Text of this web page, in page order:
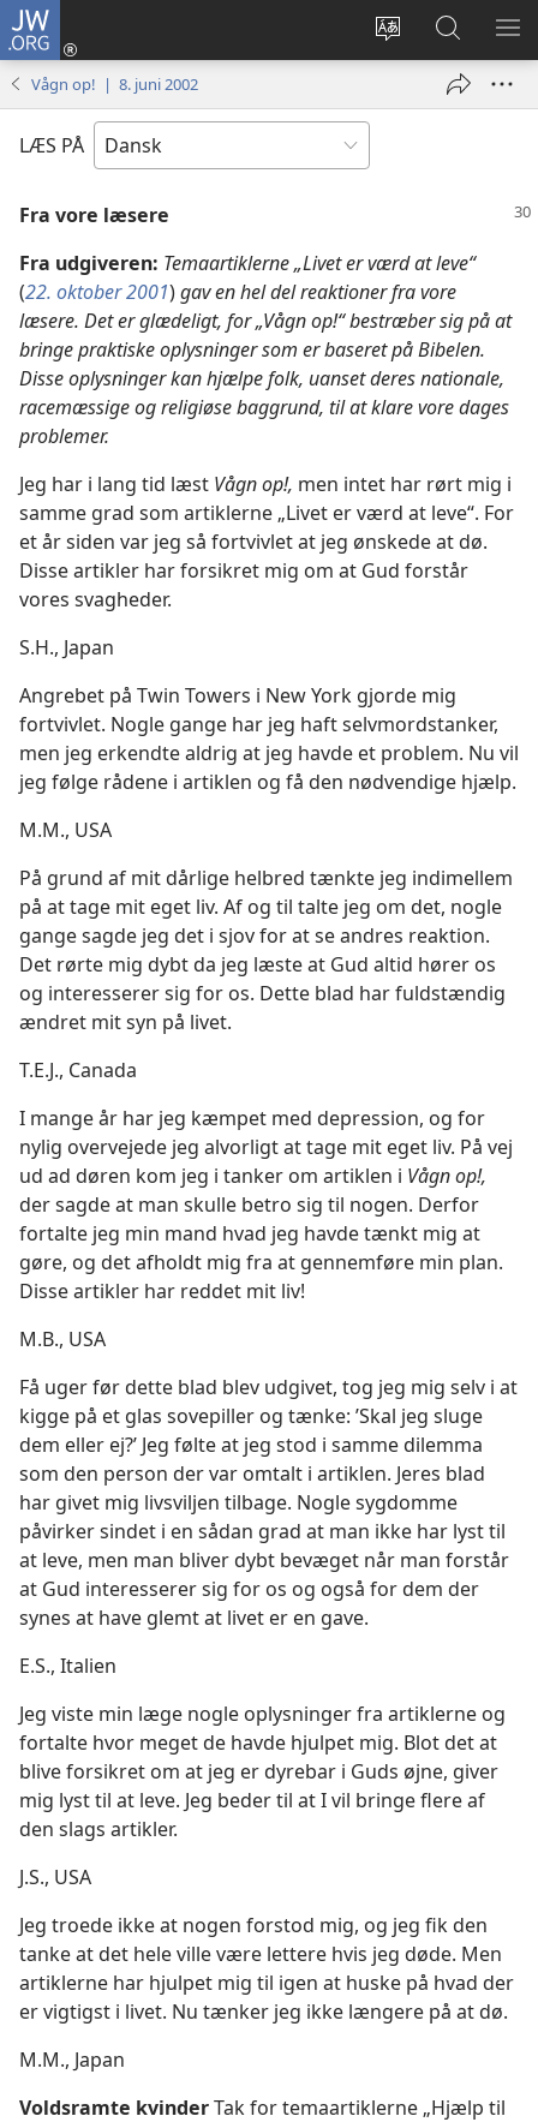
JW.ORG
Vælg
Log
på
vindue)
Søg
på
JW.ORG
VIS
Vågn op! | 8. juni 2002
LÆS PÅ
Fra vore læsere
Fra udgiveren: Temaartiklerne „Livet er værd at leve“
(22. oktober 2001)gav en hel del reaktioner fra vore
læsere. Det er glædeligt, for „Vågn op!“ bestræber sig på at
bringe praktiske oplysninger som er baseret på Bibelen.
Disse oplysninger kan hjælpe folk, uanset deres nationale,
racemæssige og religiøse baggrund, til at klare vore dages
problemer.
Jeg har i lang tid læst Vågn op!, men intet har rørt mig i
samme grad som artiklerne „Livet er værd at leve“. For
et år siden var jeg så fortvivlet at jeg ønskede at dø.
Disse artikler har forsikret mig om at Gud forstår
vores svagheder.
S.H., Japan
Angrebet på Twin Towers i New York gjorde mig
fortvivlet. Nogle gange har jeg haft selvmordstanker,
men jeg erkendte aldrig at jeg havde et problem. Nu vil
jeg følge rådene i artiklen og få den nødvendige hjælp.
M.M., USA
På grund af mit dårlige helbred tænkte jeg indimellem
på at tage mit eget liv. Af og til talte jeg om det, nogle
gange sagde jeg det i sjov for at se andres reaktion.
Det rørte mig dybt da jeg læste at Gud altid hører os
og interesserer sig for os. Dette blad har fuldstændig
ændret mit syn på livet.
T.E.J., Canada
I mange år har jeg kæmpet med depression, og for
nylig overvejede jeg alvorligt at tage mit eget liv. På vej
ud ad døren kom jeg i tanker om artiklen i Vågn op!,
der sagde at man skulle betro sig til nogen. Derfor
fortalte jeg min mand hvad jeg havde tænkt mig at
gøre, og det afholdt mig fra at gennemføre min plan.
Disse artikler har reddet mit liv!
M.B., USA
Få uger før dette blad blev udgivet, tog jeg mig selv i at
kigge på et glas sovepiller og tænke: ’Skal jeg sluge
dem eller ej?’ Jeg følte at jeg stod i samme dilemma
som den person der var omtalt i artiklen. Jeres blad
har givet mig livsviljen tilbage. Nogle sygdomme
påvirker sindet i en sådan grad at man ikke har lyst til
at leve, men man bliver dybt bevæget når man forstår
at Gud interesserer sig for os og også for dem der
synes at have glemt at livet er en gave.
E.S., Italien
Jeg viste min læge nogle oplysninger fra artiklerne og
fortalte hvor meget de havde hjulpet mig. Blot det at
blive forsikret om at jeg er dyrebar i Guds øjne, giver
mig lyst til at leve. Jeg beder til at I vil bringe flere af
den slags artikler.
J.S., USA
Jeg troede ikke at nogen forstod mig, og jeg fik den
tanke at det hele ville være lettere hvis jeg døde. Men
artiklerne har hjulpet mig til igen at huske på hvad der
er vigtigst i livet. Nu tænker jeg ikke længere på at dø.
M.M., Japan
Voldsramte kvinderTak for temaartiklerne „Hjælp til